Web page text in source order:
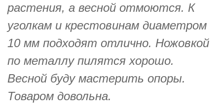
растения, а весной отмоются. К
уголкам и крестовинам диаметром
10 мм подходят отлично. Ножовкой
по металлу пилятся хорошо.
Весной буду мастерить опоры.
Товаром довольна.